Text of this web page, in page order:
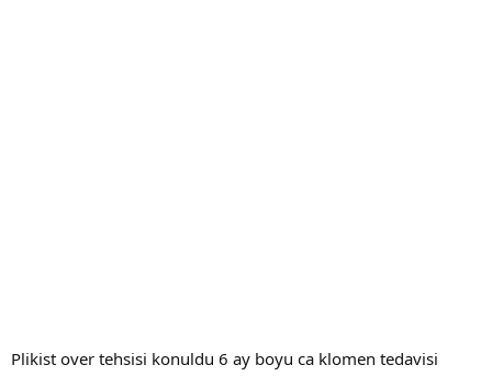
Plikist over tehsisi konuldu 6 ay boyu ca klomen tedavisi